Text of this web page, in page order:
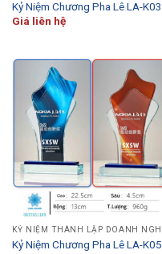
Kỷ Niệm Chương Pha Lê LA-K03
Giá liên hệ
Kỷ Niệm Chương Pha Lê LA-K05